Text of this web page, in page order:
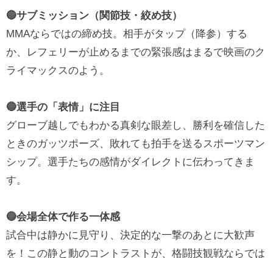
🔵サブミッション（関節技・絞め技）
MMAならではの締め技。相手がタップ（降参）する
か、レフェリーが止めるまでの緊張感はまるで映画のク
ライマックスのよう。
🔵選手の「表情」に注目
グローブ越しでもわかる真剣な眼差し、勝利を確信した
ときのガッツポーズ、敗れても拍手を送るスポーツマン
シップ。選手たちの感情がダイレクトに伝わってきま
す。
🔵会場全体で作る一体感
試合中は静かに見守り、決定的な一撃のあとに大歓声
を！この静と動のコントラストが、格闘技観戦ならでは